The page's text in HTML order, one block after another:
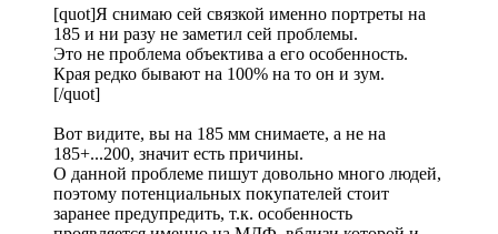
[quot]Я снимаю сей связкой именно портреты на
185 и ни разу не заметил сей проблемы.
Это не проблема объектива а его особенность.
Края редко бывают на 100% на то он и зум.
[/quot]
Вот видите, вы на 185 мм снимаете, а не на
185+...200, значит есть причины.
О данной проблеме пишут довольно много людей,
поэтому потенциальных покупателей стоит
заранее предупредить, т.к. особенность